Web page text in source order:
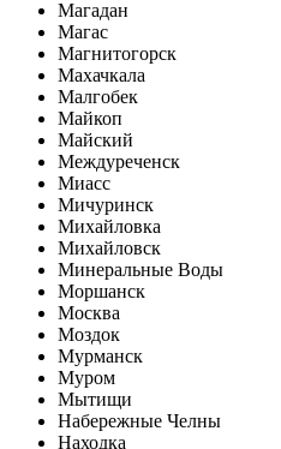
Магадан
Магас
Магнитогорск
Махачкала
Малгобек
Майкоп
Майский
Междуреченск
Миасс
Мичуринск
Михайловка
Михайловск
Минеральные Воды
Моршанск
Москва
Моздок
Мурманск
Муром
Мытищи
Набережные Челны
Находка